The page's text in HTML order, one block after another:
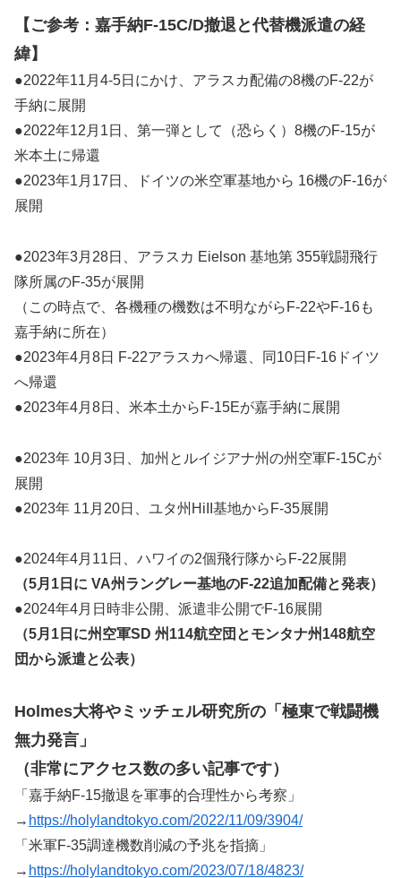
【ご参考：嘉手納F-15C/D撤退と代替機派遣の経
緯】
●2022年11月4-5日にかけ、アラスカ配備の8機のF-22が
手納に展開
●2022年12月1日、第一弾として（恐らく）8機のF-15が
米本土に帰還
●2023年1月17日、ドイツの米空軍基地から 16機のF-16が
展開
●2023年3月28日、アラスカ Eielson 基地第 355戦闘飛行
隊所属のF-35が展開
（この時点で、各機種の機数は不明ながらF-22やF-16も
嘉手納に所在）
●2023年4月8日 F-22アラスカへ帰還、同10日F-16ドイツ
へ帰還
●2023年4月8日、米本土からF-15Eが嘉手納に展開
●2023年 10月3日、加州とルイジアナ州の州空軍F-15Cが
展開
●2023年 11月20日、ユタ州HiII基地からF-35展開
●2024年4月11日、ハワイの2個飛行隊からF-22展開
（5月1日に VA州ラングレー基地のF-22追加配備と発表）
●2024年4月日時非公開、派遣非公開でF-16展開
（5月1日に州空軍SD 州114航空団とモンタナ州148航空
団から派遣と公表）
Holmes大将やミッチェル研究所の「極東で戦闘機
無力発言」
（非常にアクセス数の多い記事です）
「嘉手納F-15撤退を軍事的合理性から考察」
→ https://holylandtokyo.com/2022/11/09/3904/
「米軍F-35調達機数削減の予兆を指摘」
→ https://holylandtokyo.com/2023/07/18/4823/